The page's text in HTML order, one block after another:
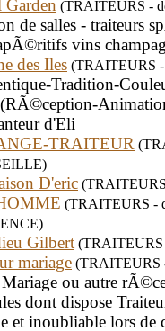
Garden (TRAITEURS -
de salles - traiteurs
vins
des Iles (TRAITEURS
Tradition-
d'Eli
TRAITEUR
D'eric
(TRAITEURS -
Gilbert (TRAITEURS
mariage (TRAITEURS
ou autre
dont dispose
et inoubliable lors de